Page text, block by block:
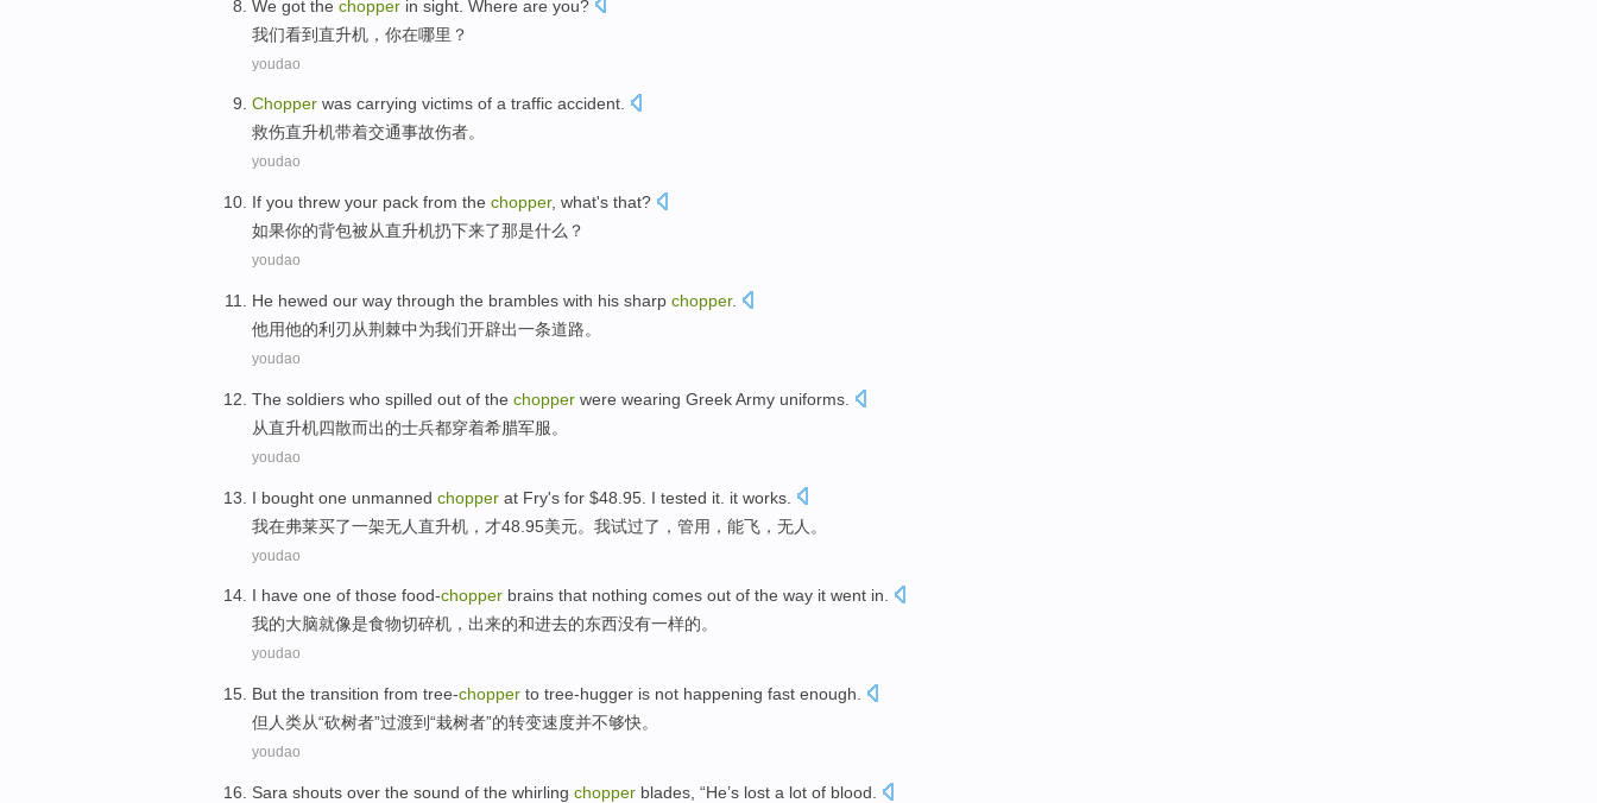
We got the chopper in sight. Where are you?
我们看到直升机 ， 你在哪里 ？
youdao
Chopper was carrying victims of a traffic accident.
救伤直升机带着交通事故伤者。
youdao
If you threw your pack from the chopper, what's that?
如果你的背包被从直升机扔下来了那是什么 ？
youdao
He hewed our way through the brambles with his sharp chopper.
他用他的利刃从荆棘中为我们开辟出一条道路。
youdao
The soldiers who spilled out of the chopper were wearing GreekArmy uniforms
从直升机四散而出的士兵都穿着希腊军服。
youdao
I bought one unmanned chopper at Fry's for $48.95. I tested it. it works
我在弗莱买了一架无人直升机 ，才48.95美元。我试过了 ，管用，能飞，无人。
youdao
I have one of those food-chopper brains that nothing comes out of the way it went in.
我的大脑就像是食物切碎机 ， 出来的和进去的东西没有一样的。
youdao
But the transition from tree-chopper to tree-hugger is not happening fast enough.
但 人类从“砍树者”过渡到“栽树者”的转变速度并不够快。
youdao
Sara shouts over the sound of the whirling chopper blades, “He’s lost a lot of blood